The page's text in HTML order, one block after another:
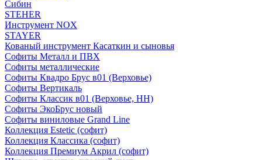
Сибин
STEHER
Инструмент NOX
STAYER
Кованый инструмент Касаткин и сыновья
Софиты Металл и ПВХ
Софиты металлические
Софиты Квадро Брус в01 (Верховье)
Софиты Вертикаль
Софиты Классик в01 (Верховье, НН)
Софиты ЭкоБрус новый
Софиты виниловые Grand Line
Коллекция Estetic (софит)
Коллекция Классика (софит)
Коллекция Премиум Акрил (софит)